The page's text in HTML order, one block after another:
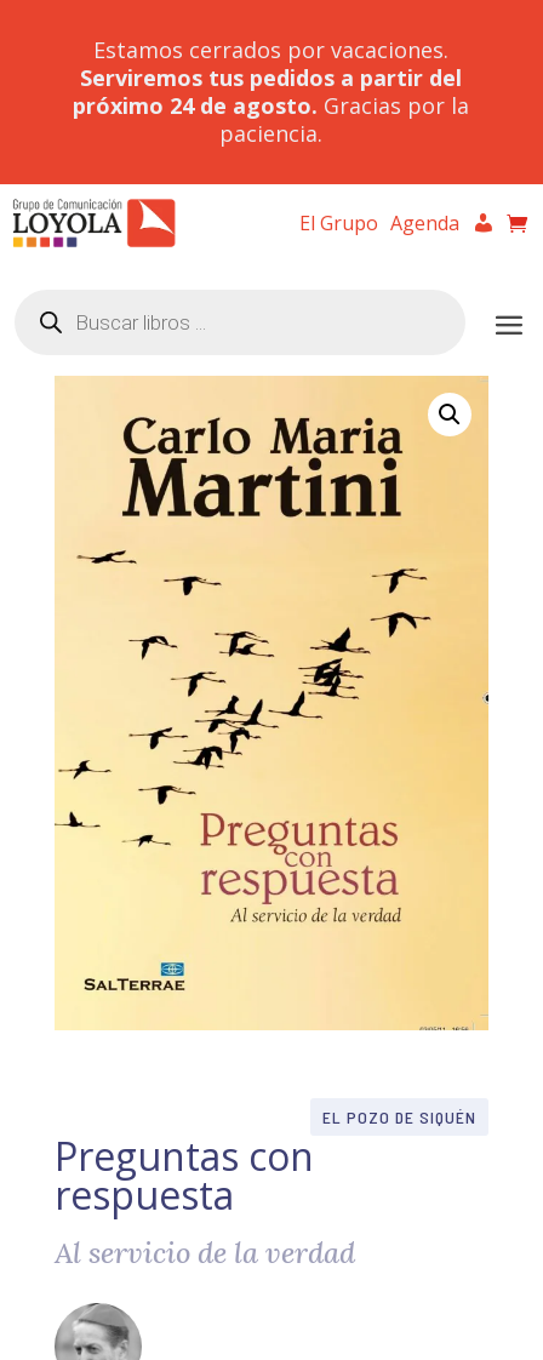
Estamos cerrados por vacaciones.
Serviremos tus pedidos a partir del
próximo 24 de agosto. Gracias por la
paciencia.
El Grupo Agenda
productos
EL POZO DE SIQUÉN
Preguntas con
respuesta
Al servicio de la verdad